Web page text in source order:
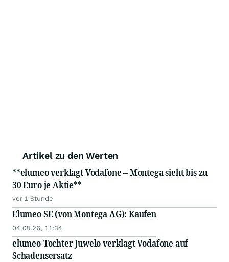
Artikel zu den Werten
**elumeo verklagt Vodafone – Montega sieht bis zu
30 Euro je Aktie**
vor 1 Stunde
Elumeo SE (von Montega AG): Kaufen
04.08.26, 11:34
elumeo-Tochter Juwelo verklagt Vodafone auf
Schadensersatz